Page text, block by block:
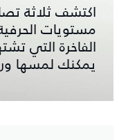
اكتشف ثلاثة
مستويات
يمكنك لمسها